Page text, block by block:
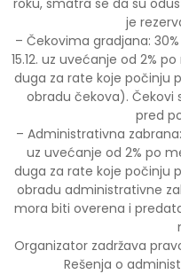
je
– Čekovima gradjana:
15.12. uz uvećanje od 2%
duga za rate koje počinju
obradu čekova). Čekovi
pred
– Administrativna
uz uvećanje od 2% po
duga za rate koje počinju
obradu administrativne
mora biti overena i
Organizator zadržava
Rešenja o